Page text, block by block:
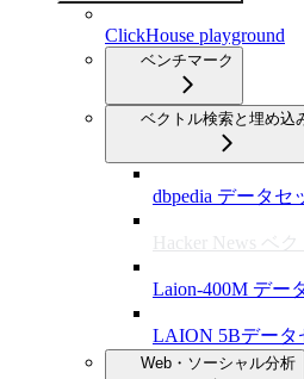
ClickHouse playground
ベンチマーク
ベクトル検索と埋め込
dbpedia データセ
Hacker News ベ
Laion-400M デー
LAION 5Bデータ
Web・ソーシャル分析